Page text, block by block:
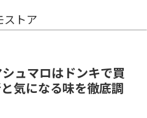
ストア
ュマロはドンキで買
気になる味を徹底調